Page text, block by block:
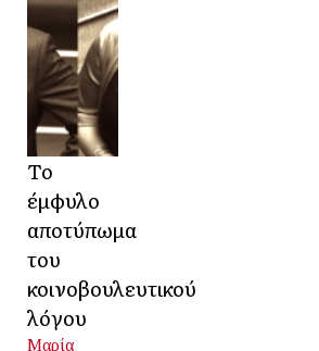
Το
έμφυλο
αποτύπωμα
του
κοινοβουλευτικού
λόγου
Μαρία